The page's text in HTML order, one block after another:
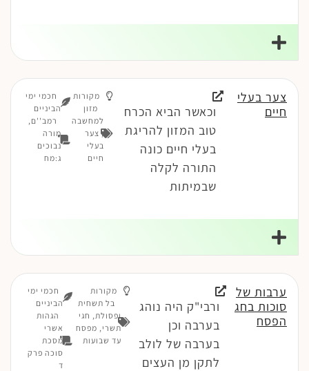
צער בעלי
חיים
וכאשר הביא הכרח
טוב המזון להריגת
בעלי חיים כונה
התורה לקלה
שבמיתות
מקורות
מזון
למחשבה
, צער
בעלי
חיים
חכמי ימי
הביניים
רמב''ם,
מורה
נבוכים
ג:מח
ערבות של
סוכות בחג
הפסח
ורבי"ק היה נוהג
בערבה וכן
בערבה של לולב
לתקן מן העצים
מקורות
בל תשחית
ופסולת, חגי
תשרי, מפסח
עד שבועות
חכמי ימי
הביניים
הגהות
אשרי
מסכת
סוכה פרק
ד